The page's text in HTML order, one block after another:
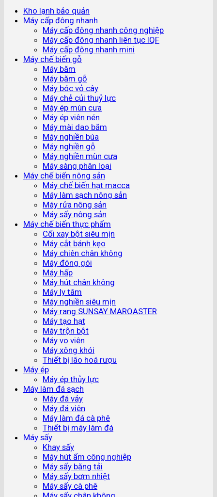
Kho lạnh bảo quản
Máy cấp đông nhanh
Máy cấp đông nhanh công nghiệp
Máy cấp đông nhanh liên tục IQF
Máy cấp đông nhanh mini
Máy chế biến gỗ
Máy băm
Máy băm gỗ
Máy bóc vỏ cây
Máy chẻ củi thuỷ lực
Máy ép mùn cưa
Máy ép viên nén
Máy mài dao băm
Máy nghiền búa
Máy nghiền gỗ
Máy nghiền mùn cưa
Máy sàng phân loại
Máy chế biến nông sản
Máy chế biến hạt macca
Máy làm sạch nông sản
Máy rửa nông sản
Máy sấy nông sản
Máy chế biến thực phẩm
Cối xay bột siêu mịn
Máy cắt bánh kẹo
Máy chiên chân không
Máy đóng gói
Máy hấp
Máy hút chân không
Máy ly tâm
Máy nghiền siêu mịn
Máy rang SUNSAY MAROASTER
Máy tạo hạt
Máy trộn bột
Máy vo viên
Máy xông khói
Thiết bị lão hoá rượu
Máy ép
Máy ép thủy lực
Máy làm đá sạch
Máy đá vảy
Máy đá viên
Máy làm đá cà phê
Thiết bị máy làm đá
Máy sấy
Khay sấy
Máy hút ẩm công nghiệp
Máy sấy băng tải
Máy sấy bơm nhiệt
Máy sấy cà phê